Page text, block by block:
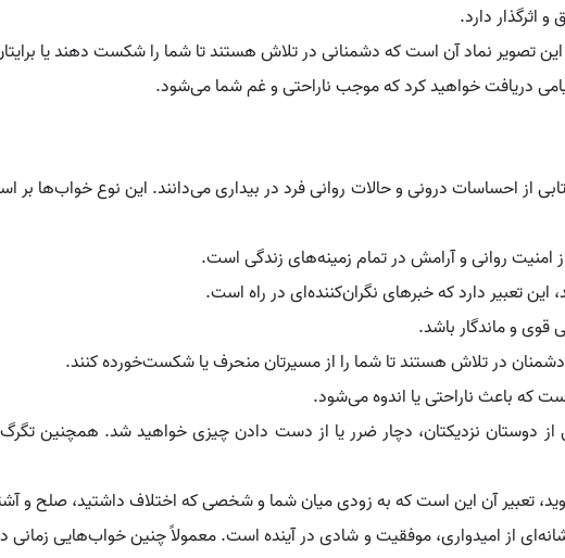
دارد.
تصویر نماد آن است که دشمنانی در تلاش هستند تا شما را شکست دهند یا
دریافت خواهید کرد که موجب ناراحتی و غم شما می‌شود.
از احساسات درونی و حالات روانی فرد در بیداری می‌دانند. این نوع خواب‌ها
امنیت روانی و آرامش در تمام زمینه‌های زندگی است.
تعبیر دارد که خبرهای نگران‌کننده‌ای در راه است.
قوی و ماندگار باشد.
در تلاش هستند تا شما را از مسیرتان منحرف یا شکست‌خورده کنند.
که باعث ناراحتی یا اندوه می‌شود.
دوستان نزدیکتان، دچار ضرر یا از دست دادن چیزی خواهید شد. همچنین
تعبیر آن این است که به زودی میان شما و شخصی که اختلاف داشتید، صلح و
از امیدواری، موفقیت و شادی در آینده است. معمولاً چنین خواب‌هایی زمانی